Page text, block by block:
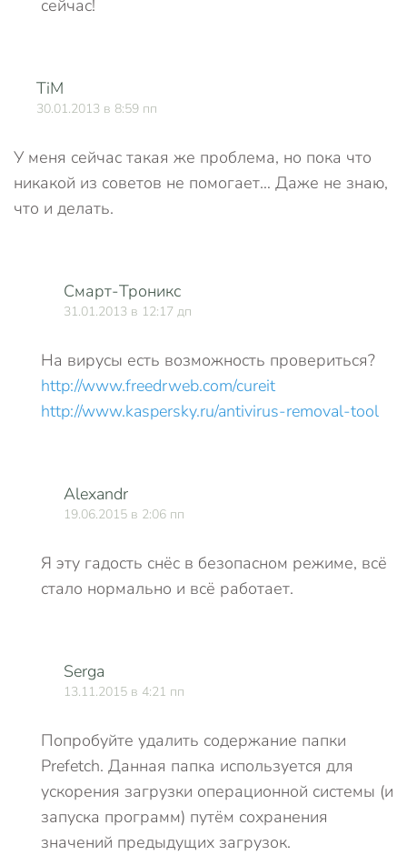
сейчас!
TiM
30.01.2013 в 8:59 пп
У меня сейчас такая же проблема, но пока что
никакой из советов не помогает… Даже не знаю,
что и делать.
Смарт-Троникс
31.01.2013 в 12:17 дп
На вирусы есть возможность провериться?
http://www.freedrweb.com/cureit
http://www.kaspersky.ru/antivirus-removal-tool
Alexandr
19.06.2015 в 2:06 пп
Я эту гадость снёс в безопасном режиме, всё
стало нормально и всё работает.
Serga
13.11.2015 в 4:21 пп
Попробуйте удалить содержание папки
Prefetch. Данная папка используется для
ускорения загрузки операционной системы (и
запуска программ) путём сохранения
значений предыдущих загрузок.